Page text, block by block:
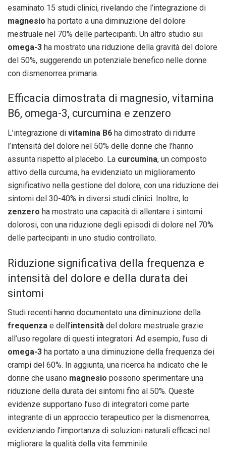
esaminato 15 studi clinici, rivelando che l’integrazione di
magnesio ha portato a una diminuzione del dolore
mestruale nel 70% delle partecipanti. Un altro studio sui
omega-3 ha mostrato una riduzione della gravità del dolore
del 50%, suggerendo un potenziale benefico nelle donne
con dismenorrea primaria.
Efficacia dimostrata di magnesio, vitamina
B6, omega-3, curcumina e zenzero
L’integrazione di vitamina B6 ha dimostrato di ridurre
l’intensità del dolore nel 50% delle donne che l’hanno
assunta rispetto al placebo. La curcumina, un composto
attivo della curcuma, ha evidenziato un miglioramento
significativo nella gestione del dolore, con una riduzione dei
sintomi del 30-40% in diversi studi clinici. Inoltre, lo
zenzero ha mostrato una capacità di allentare i sintomi
dolorosi, con una riduzione degli episodi di dolore nel 70%
delle partecipanti in uno studio controllato.
Riduzione significativa della frequenza e
intensità del dolore e della durata dei
sintomi
Studi recenti hanno documentato una diminuzione della
frequenza e dell’intensità del dolore mestruale grazie
all’uso regolare di questi integratori. Ad esempio, l’uso di
omega-3 ha portato a una diminuzione della frequenza dei
crampi del 60%. In aggiunta, una ricerca ha indicato che le
donne che usano magnesio possono sperimentare una
riduzione della durata dei sintomi fino al 50%. Queste
evidenze supportano l’uso di integratori come parte
integrante di un approccio terapeutico per la dismenorrea,
evidenziando l’importanza di soluzioni naturali efficaci nel
migliorare la qualità della vita femminile.